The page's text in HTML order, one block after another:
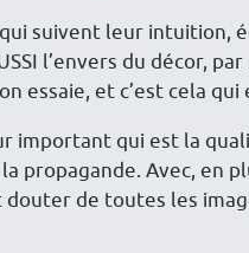
suivent leur intuition,
l’envers du décor,
essaie, et c’est cela qui
important qui est la
propagande. Avec, en
de toutes les